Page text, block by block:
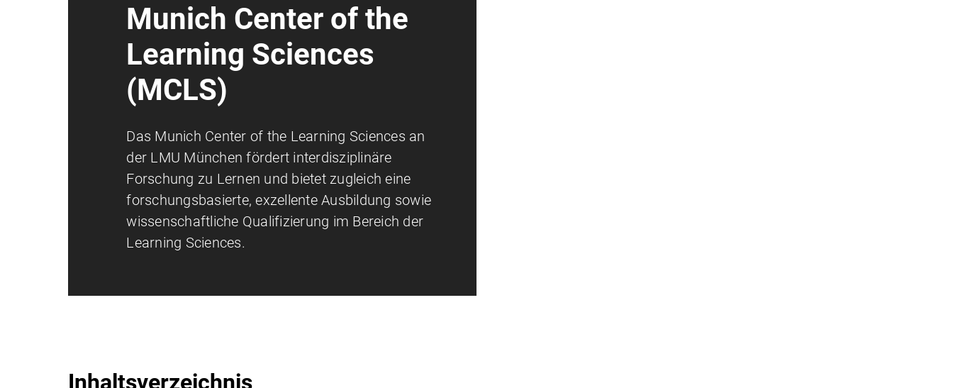
Munich Center of the
Learning Sciences
(MCLS)
Das Munich Center of the Learning Sciences an
der LMU München fördert interdisziplinäre
Forschung zu Lernen und bietet zugleich eine
forschungsbasierte, exzellente Ausbildung sowie
wissenschaftliche Qualifizierung im Bereich der
Learning Sciences.
Inhaltsverzeichnis